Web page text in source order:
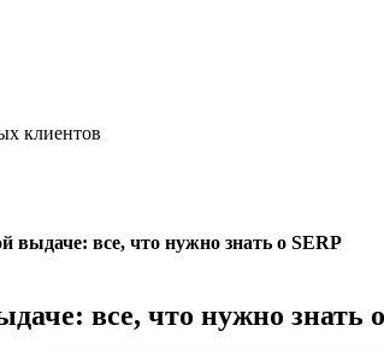
клиентов
выдаче: все, что нужно знать о SERP
все, что нужно знать